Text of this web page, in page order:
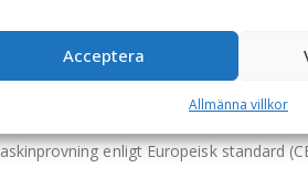
Acceptera
Allmänna villkor
delen är lågt, kör flera
av hur länge du som användare väljer
i aluminium, och stålarmering i den
cm Gates 1/4″ hydraulslang. OBS
enligt Europeisk standard